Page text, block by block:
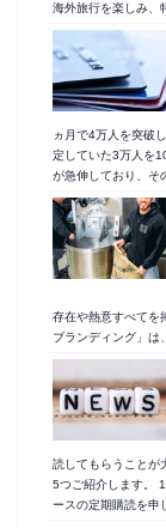
海外旅行を楽しみ、
ヵ月で4万人を突破
定していた3万人を
が急伸しており、そ
存在や熱意すべてを
ブランディング」は
読してもらうことが
5つご紹介します。
ースの定期購読を申